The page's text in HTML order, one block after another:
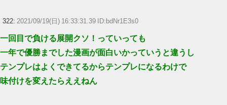
322: 2021/09/19(日) 16:33:31.39 ID:bdNr1E3s0
一回目で負ける展開クソ！っていっても
一年で優勝までした漫画が面白いかっていうと違うし
テンプレはよくできてるからテンプレになるわけで
味付けを変えたらええねん